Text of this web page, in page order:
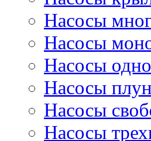
Насосы
Насосы
Насосы
Насосы
Насосы
Насосы